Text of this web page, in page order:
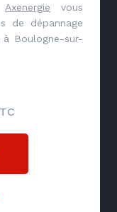
Axenergie vous
de dépannage
Boulogne-sur-